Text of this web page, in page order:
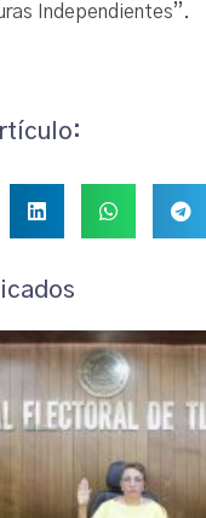
Independientes”.